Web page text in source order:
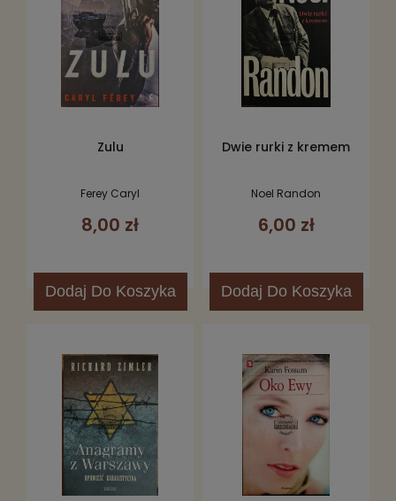
Zulu
Ferey Caryl
8,00 zł
Dodaj Do Koszyka
Dwie rurki z kremem
Noel Randon
6,00 zł
Dodaj Do Koszyka